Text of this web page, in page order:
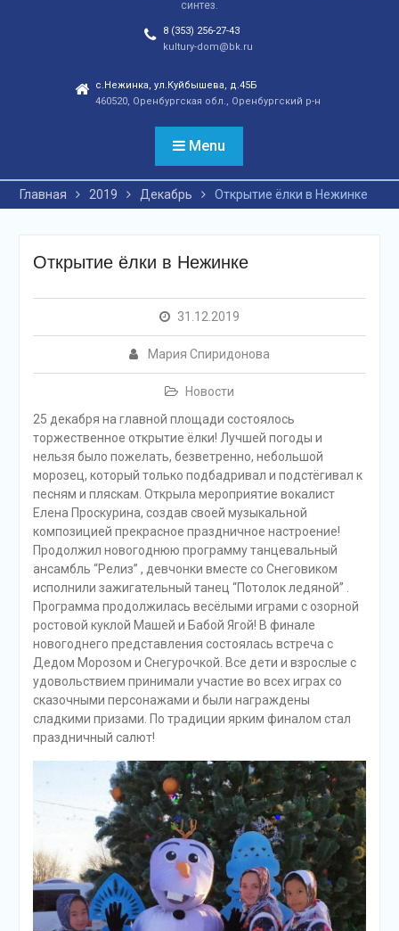
отношений, а также
сохранения
этнокультурного
народной культуры
незаметно вышли на
и это доказано большой
творческих коллективов
села и большой
праздника, была
разыграна
лотерея и все кто принял
ценные призы от
муки.
Дом культуры
приглашает!
Наша землячка стала
финалисткой
Всероссийского
конкурса «Библиотекарь
года – 2025»
синтез.
8 (353) 256-27-43
kultury-dom@bk.ru
с.Нежинка, ул.Куйбышева, д.45Б
460520, Оренбургская обл., Оренбургский р-н
Menu
Главная 2019 Декабрь Открытие ёлки в Нежинке
Открытие ёлки в Нежинке
31.12.2019
Мария Спиридонова
Новости
25 декабря на главной площади состоялось
торжественное открытие ёлки! Лучшей погоды и
нельзя было пожелать, безветренно, небольшой
морозец, который только подбадривал и подстёгивал к
песням и пляскам. Открыла мероприятие вокалист
Елена Проскурина, создав своей музыкальной
композицией прекрасное праздничное настроение!
Продолжил новогоднюю программу танцевальный
ансамбль “Релиз” , девчонки вместе со Снеговиком
исполнили зажигательный танец “Потолок ледяной” .
Программа продолжилась весёлыми играми с озорной
ростовой куклой Машей и Бабой Ягой! В финале
новогоднего представления состоялась встреча с
Дедом Морозом и Снегурочкой. Все дети и взрослые с
удовольствием принимали участие во всех играх со
сказочными персонажами и были награждены
сладкими призами. По традиции ярким финалом стал
праздничный салют!